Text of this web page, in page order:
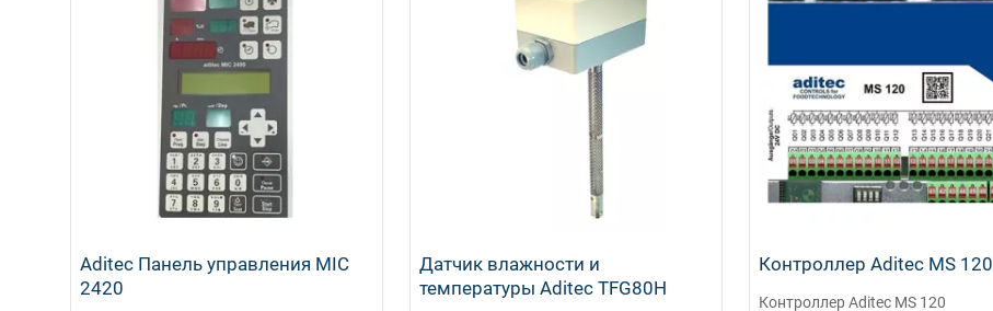
Aditec Панель управления MIC
2420
Датчик влажности и
температуры Aditeс TFG80H
Контроллер Aditec MS 120
Контроллер Aditec MS 120